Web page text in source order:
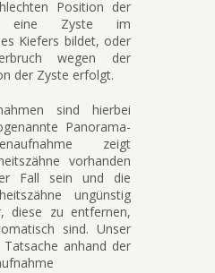
Position der
eine Zyste im
Kiefers bildet, oder
wegen der
der Zyste erfolgt.
sind hierbei
Panorama-
zeigt
vorhanden
Fall sein und die
ungünstig
diese zu entfernen,
sind. Unser
anhand der